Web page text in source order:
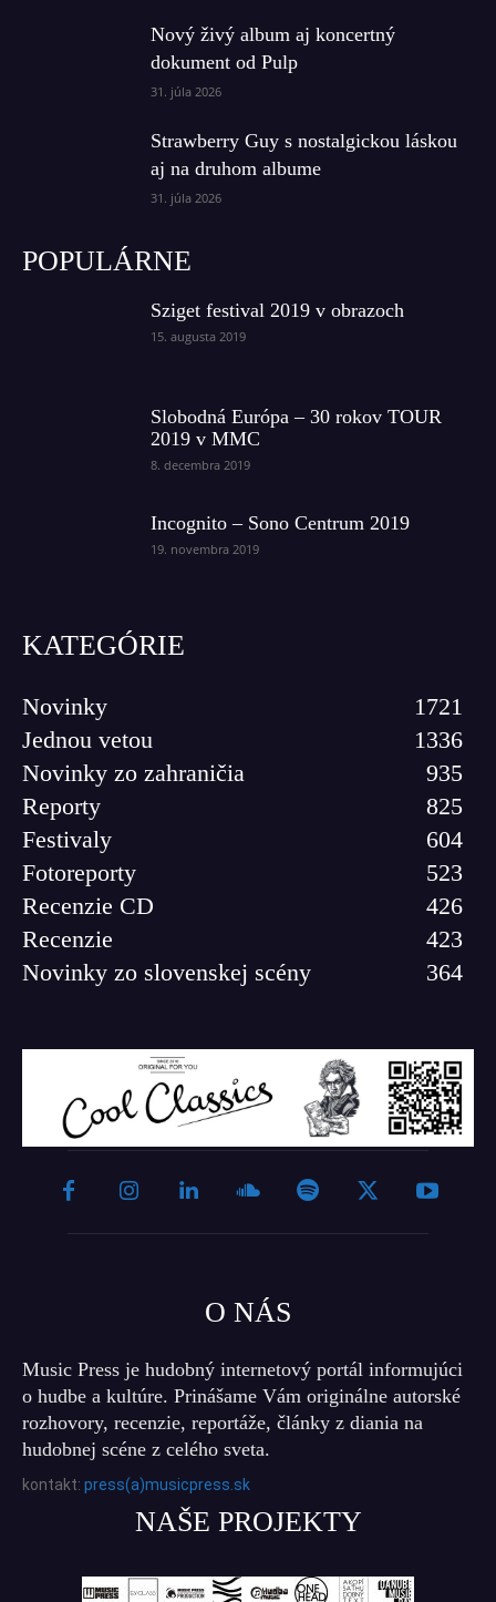
Nový živý album aj koncertný
dokument od Pulp
31. júla 2026
Strawberry Guy s nostalgickou láskou
aj na druhom albume
31. júla 2026
POPULÁRNE
Sziget festival 2019 v obrazoch
15. augusta 2019
Slobodná Európa – 30 rokov TOUR
2019 v MMC
8. decembra 2019
Incognito – Sono Centrum 2019
19. novembra 2019
KATEGÓRIE
Novinky
1721
Jednou vetou
1336
Novinky zo zahraničia
935
Reporty
825
Festivaly
604
Fotoreporty
523
Recenzie CD
426
Recenzie
423
Novinky zo slovenskej scény
364
O NÁS
Music Press je hudobný internetový portál informujúci
o hudbe a kultúre. Prinášame Vám originálne autorské
rozhovory, recenzie, reportáže, články z diania na
hudobnej scéne z celého sveta.
kontakt: press(a)musicpress.sk
NAŠE PROJEKTY